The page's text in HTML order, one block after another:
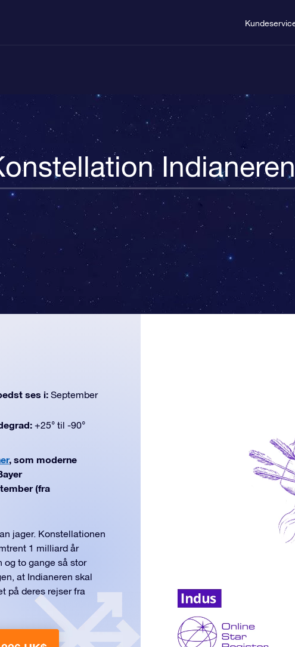
Indianeren
ses i: September
+25° til -90°
, som moderne
(fra
jager. Konstellationen
1 milliard år
og to gange så stor
at Indianeren skal
på deres rejser fra